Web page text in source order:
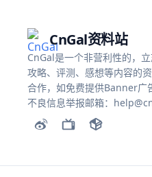
CnGal资料站
CnGal是一个非营利性的，
攻略、评测、感想等内容的
合作，如免费提供Banner广
不良信息举报邮箱：